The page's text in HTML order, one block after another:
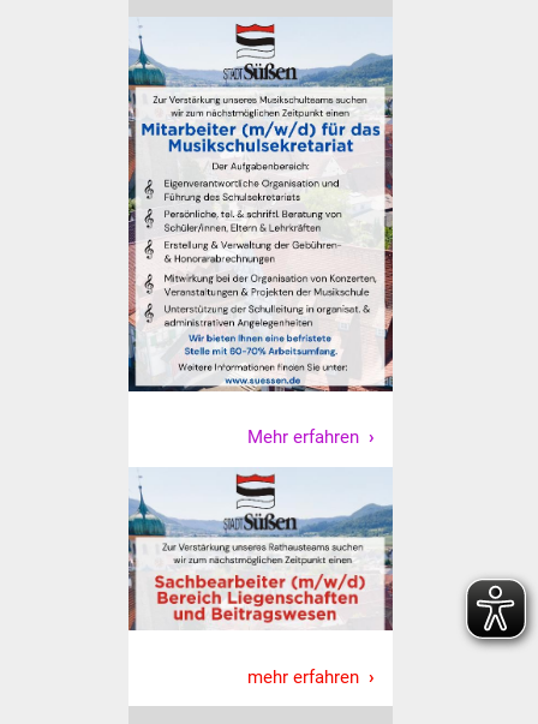
Vereine und Parteien
Selbsteintrag Vereine
Beirat Süßener Vereine
Sportanlagen
Tourismus
Erlebnisregion
Schwäbischer Albtrauf
Industriekultur
Lebenslagen
Senioren
Stadtseniorenrat
Sommerwochen für
Mehr erfahren
mehr erfahren